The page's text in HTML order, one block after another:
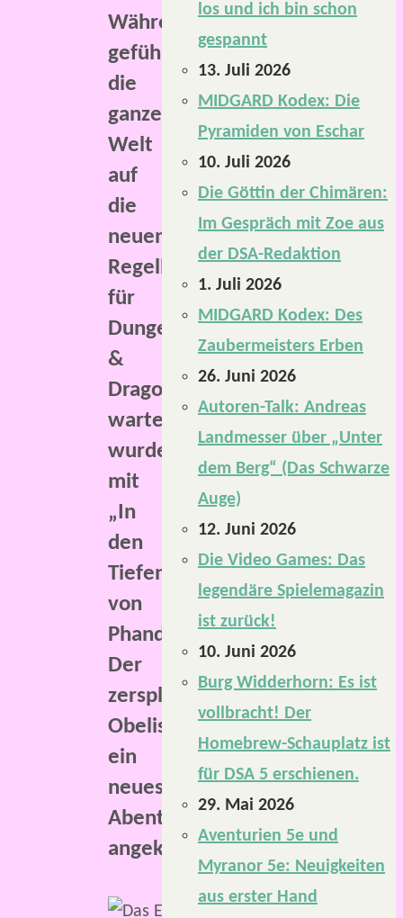
Während
gefühlt
die
ganze
Welt
auf
die
neuen
Regelbücher
für
Dungeons
&
Dragons
wartet,
wurde
mit
„In
den
Tiefen
von
Phandelver:
Der
zersplitterte
Obelisk“
ein
neues
Abenteuer
angekündigt.
Ich
los und ich bin schon
gespannt
13. Juli 2026
MIDGARD Kodex: Die
Pyramiden von Eschar
10. Juli 2026
Die Göttin der Chimären:
Im Gespräch mit Zoe aus
der DSA-Redaktion
1. Juli 2026
MIDGARD Kodex: Des
Zaubermeisters Erben
26. Juni 2026
Autoren-Talk: Andreas
Landmesser über „Unter
dem Berg“ (Das Schwarze
Auge)
12. Juni 2026
Die Video Games: Das
legendäre Spielemagazin
ist zurück!
10. Juni 2026
Burg Widderhorn: Es ist
vollbracht! Der
Homebrew-Schauplatz ist
für DSA 5 erschienen.
29. Mai 2026
Aventurien 5e und
Myranor 5e: Neuigkeiten
aus erster Hand